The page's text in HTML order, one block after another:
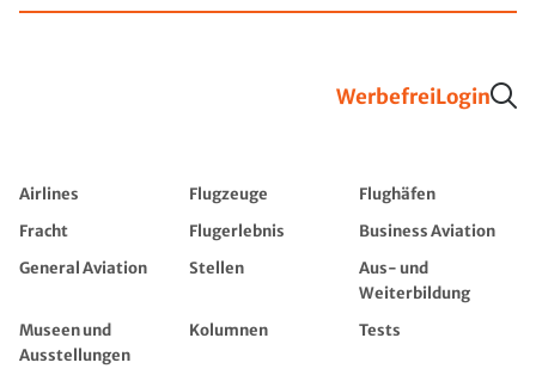
WerbefreiLogin
Airlines Flugzeuge
Flughäfen
Fracht
Flugerlebnis
Business Aviation
General Aviation
Stellen
Aus- und
Weiterbildung
Museen und
Ausstellungen
Kolumnen Tests